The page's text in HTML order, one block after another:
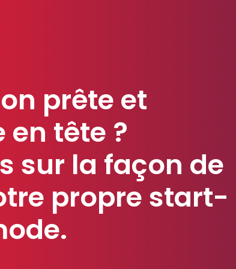
prête et
tête ?
sur la façon de
propre start-